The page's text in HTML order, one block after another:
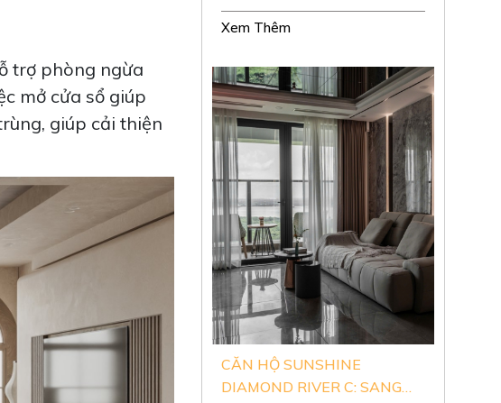
trợ phòng ngừa
mở cửa sổ giúp
giúp cải thiện
Xem Thêm
CĂN HỘ SUNSHINE
DIAMOND RIVER C: SANG